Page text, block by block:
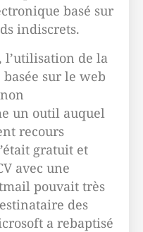
basé sur
indiscrets.
l’utilisation de la
sur le web
un outil auquel
recours
gratuit et
avec une
pouvait très
des
a rebaptisé